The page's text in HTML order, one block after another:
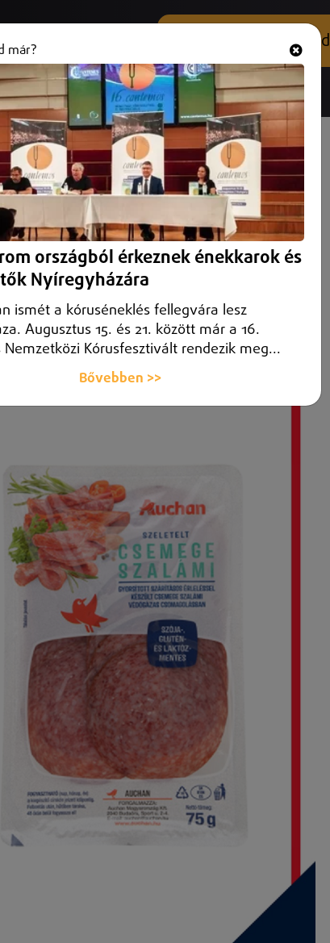
+36 (20) 316 3000 Hallgasd és nézd
csemege és paprikás
szalámit, mert jelöletlen allergént tartalmaznak.
már?
országból érkeznek énekkarok és
Nyíregyházára
ismét a kóruséneklés fellegvára lesz
Augusztus 15. és 21. között már a 16.
Nemzetközi Kórusfesztivált rendezik meg...
Bővebben >>